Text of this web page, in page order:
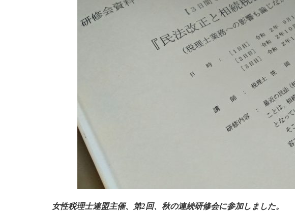
女性税理士連盟主催、第2回、秋の連続研修会に参加しました。